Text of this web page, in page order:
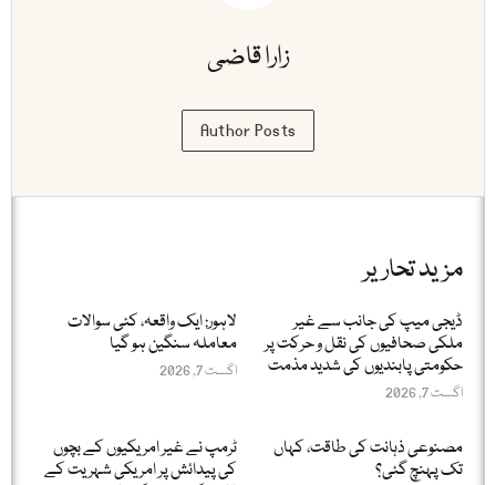
زارا قاضی
Author Posts
مزید تحاریر
ڈیجی میپ کی جانب سے غیر
ملکی صحافیوں کی نقل و حرکت پر
حکومتی پابندیوں کی شدید مذمت
اگست 7, 2026
لاہور: ایک واقعہ، کئی سوالات
معاملہ سنگین ہو گیا
اگست 7, 2026
مصنوعی ذہانت کی طاقت، کہاں
تک پہنچ گئی؟
ٹرمپ نے غیر امریکیوں کے بچوں
کی پیدائش پر امریکی شہریت کے